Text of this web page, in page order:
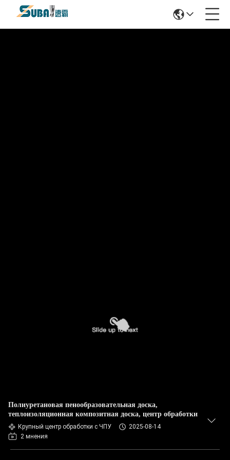
Полиуретановая пенообразовательная доска,
теплоизоляционная композитная доска, центр обработки
Крупный центр обработки с ЧПУ
2025-08-14
2 мнения